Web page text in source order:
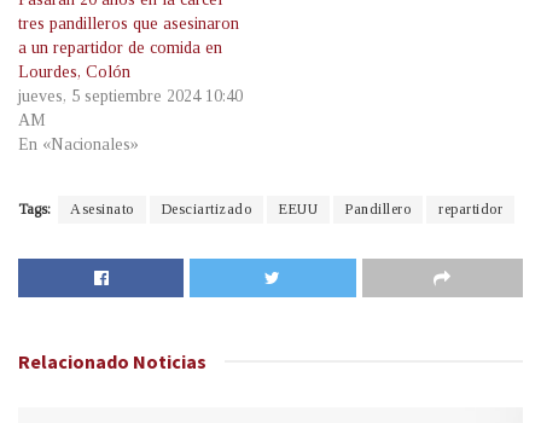
tres pandilleros que asesinaron
a un repartidor de comida en
Lourdes, Colón
jueves, 5 septiembre 2024 10:40
AM
En «Nacionales»
Tags: Asesinato Desciartizado EEUU Pandillero repartidor
Relacionado Noticias